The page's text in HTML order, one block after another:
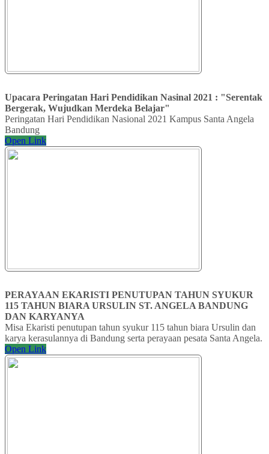
Upacara Peringatan Hari Pendidikan Nasinal 2021 : "Serentak
Bergerak, Wujudkan Merdeka Belajar"
Peringatan Hari Pendidikan Nasional 2021 Kampus Santa Angela
Bandung
Open Link
PERAYAAN EKARISTI PENUTUPAN TAHUN SYUKUR
115 TAHUN BIARA URSULIN ST. ANGELA BANDUNG
DAN KARYANYA
Misa Ekaristi penutupan tahun syukur 115 tahun biara Ursulin dan
karya kerasulannya di Bandung serta perayaan pesata Santa Angela.
Open Link